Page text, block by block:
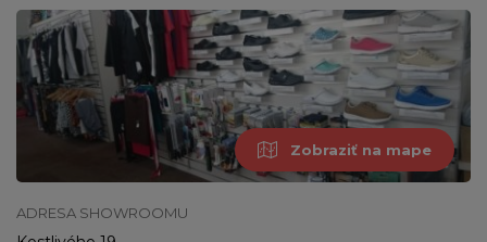
Zobraziť na mape
ADRESA SHOWROOMU